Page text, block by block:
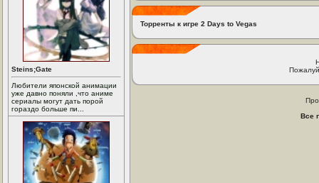
Steins;Gate
Любители японской анимации
уже давно поняли ,что аниме
сериалы могут дать порой
гораздо больше пи...
Торренты к игре 2 Days to Vegas
Все